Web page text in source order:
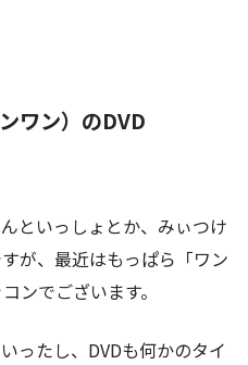
ワン）のDVD
といっしょとか、みぃつけ
が、最近はもっぱら「ワン
ンでございます。
ったし、DVDも何かのタイ